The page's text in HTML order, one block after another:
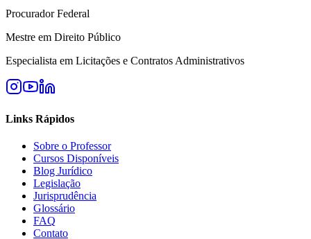
Procurador Federal
Mestre em Direito Público
Especialista em Licitações e Contratos Administrativos
Links Rápidos
Sobre o Professor
Cursos Disponíveis
Blog Jurídico
Legislação
Jurisprudência
Glossário
FAQ
Contato